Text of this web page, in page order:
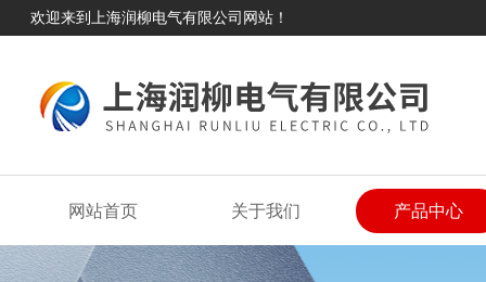
欢迎来到上海润柳电气有限公司网站！
网站首页 关于我们 产品中心